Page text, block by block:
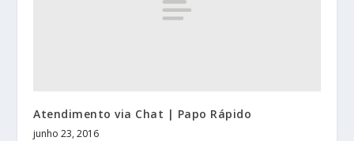
Atendimento via Chat | Papo Rápido
junho 23, 2016